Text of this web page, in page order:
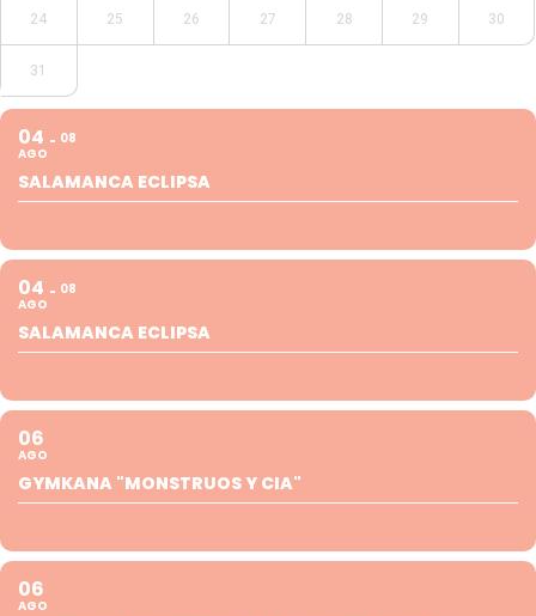
24 25 26 27 28 29 30
31
04
AGO
08
SALAMANCA ECLIPSA
04
AGO
08
SALAMANCA ECLIPSA
06
AGO
GYMKANA "MONSTRUOS Y CIA"
06
AGO